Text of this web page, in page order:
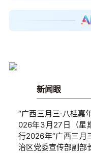
新闻眼
“广西三月三·八桂嘉
026年3月27日（星
行2026年“广西三月
治区党委宣传部副部